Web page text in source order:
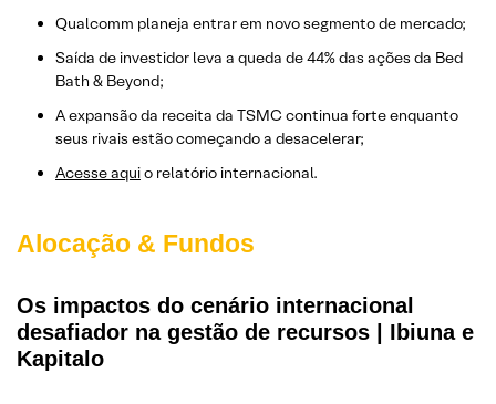
Qualcomm planeja entrar em novo segmento de mercado;
Saída de investidor leva a queda de 44% das ações da Bed
Bath & Beyond;
A expansão da receita da TSMC continua forte enquanto
seus rivais estão começando a desacelerar;
Acesse aquio relatório internacional.
Alocação & Fundos
Os impactos do cenário internacional
desafiador na gestão de recursos | Ibiuna e
Kapitalo